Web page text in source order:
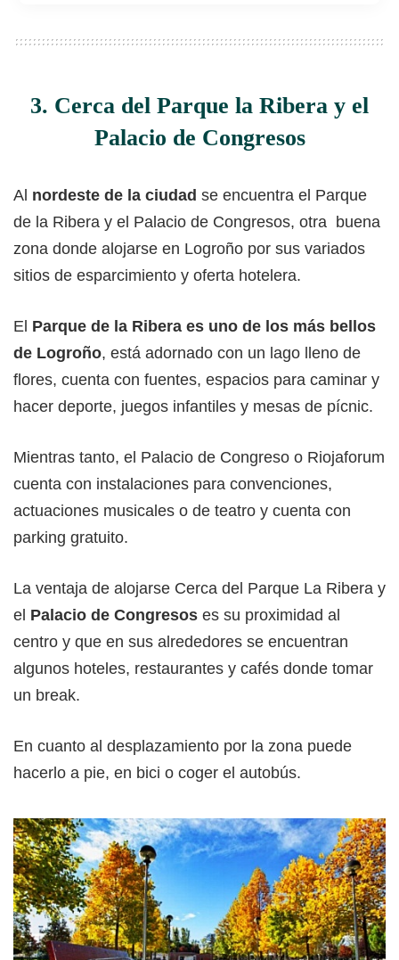
3. Cerca del Parque la Ribera y el
Palacio de Congresos
Al nordeste de la ciudad se encuentra el Parque
de la Ribera y el Palacio de Congresos, otra buena
zona donde alojarse en Logroño por sus variados
sitios de esparcimiento y oferta hotelera.
El Parque de la Ribera es uno de los más bellos
de Logroño, está adornado con un lago lleno de
flores, cuenta con fuentes, espacios para caminar y
hacer deporte, juegos infantiles y mesas de pícnic.
Mientras tanto, el Palacio de Congreso o Riojaforum
cuenta con instalaciones para convenciones,
actuaciones musicales o de teatro y cuenta con
parking gratuito.
La ventaja de alojarse Cerca del Parque La Ribera y
el Palacio de Congresos es su proximidad al
centro y que en sus alrededores se encuentran
algunos hoteles, restaurantes y cafés donde tomar
un break.
En cuanto al desplazamiento por la zona puede
hacerlo a pie, en bici o coger el autobús.